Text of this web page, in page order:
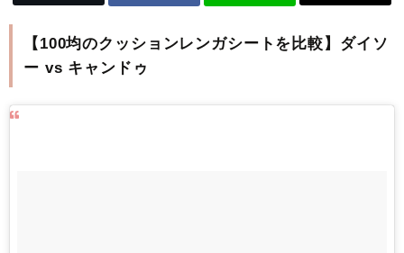
【100均のクッションレンガシートを比較】ダイソ
ー vs キャンドゥ